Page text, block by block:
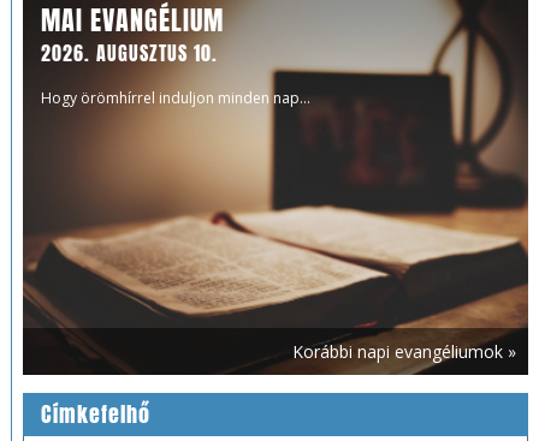
MAI EVANGÉLIUM
2026. AUGUSZTUS 10.
Hogy örömhírrel induljon minden nap...
Korábbi napi evangéliumok »
Címkefelhő